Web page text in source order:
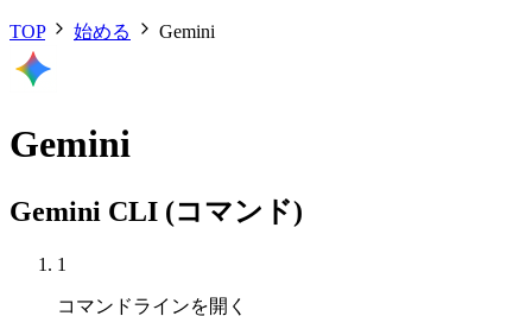
TOP 始める Gemini
Gemini
Gemini CLI (コマンド)
1
コマンドラインを開く